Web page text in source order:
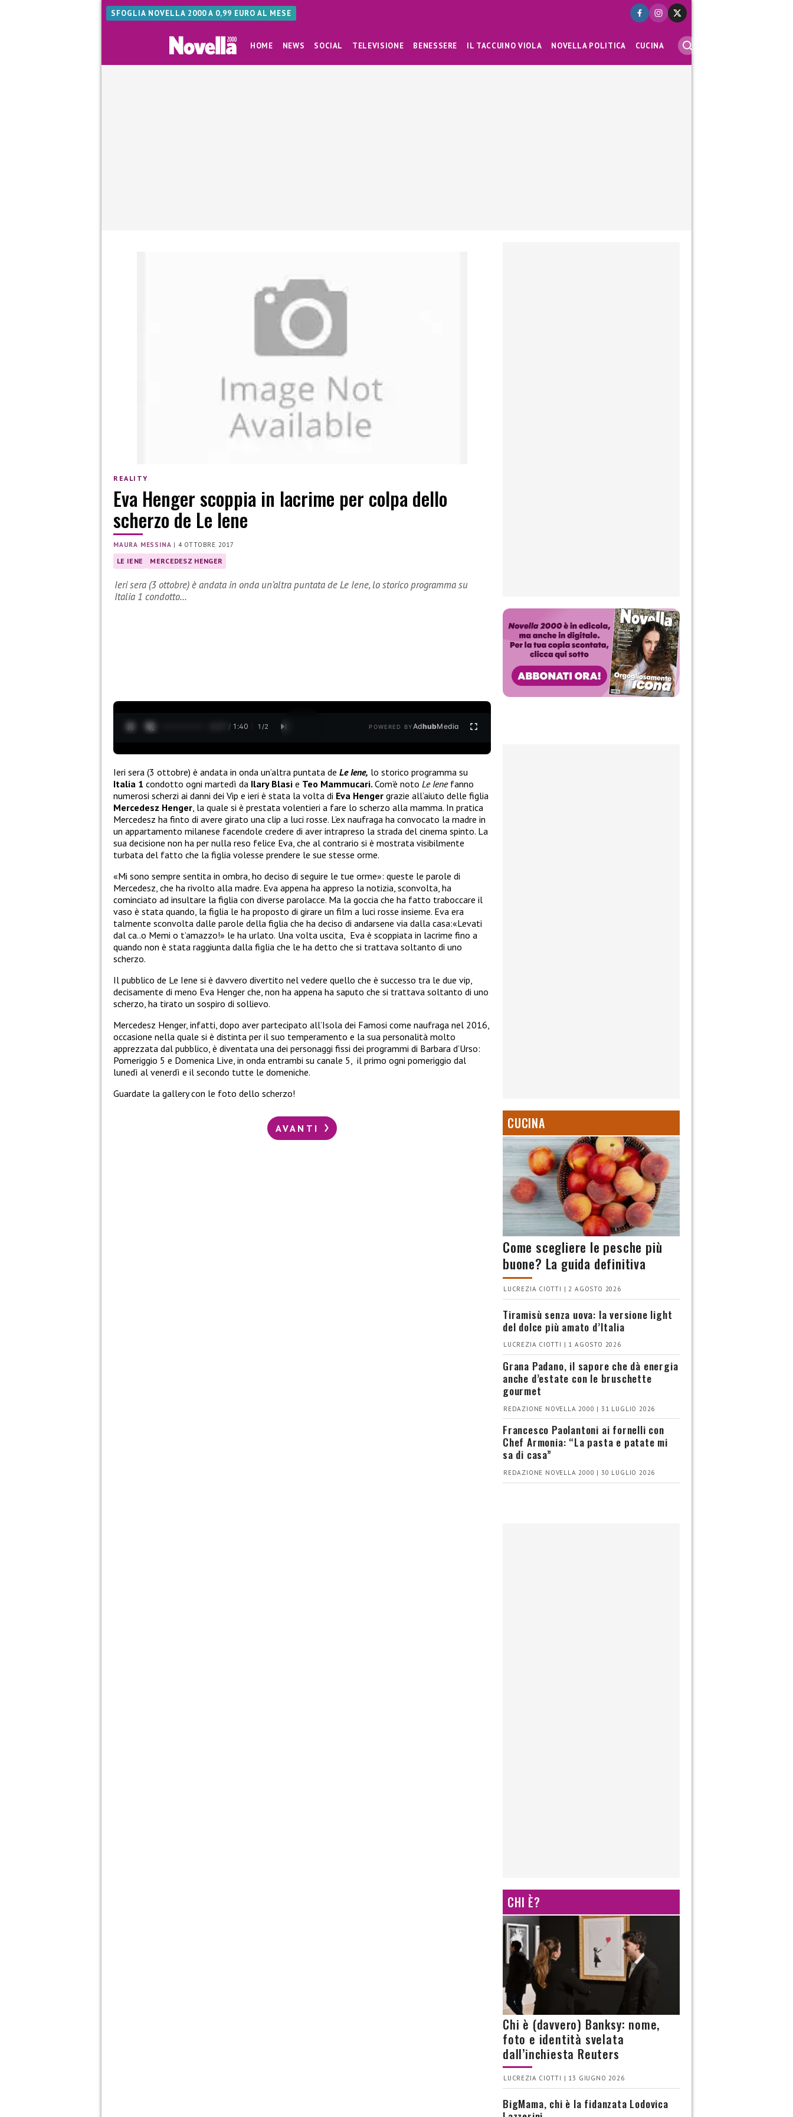
SFOGLIA NOVELLA 2000 A 0,99 EURO AL MESE
HOME NEWS SOCIAL TELEVISIONE BENESSERE IL TACCUINO VIOLA NOVELLA POLITICA CUCINA
REALITY
Eva Henger scoppia in lacrime per colpa dello
scherzo de Le Iene
MAURA MESSINA | 4 OTTOBRE 2017
LE IENE MERCEDESZ HENGER
Ieri sera (3 ottobre) è andata in onda un’altra puntata de Le Iene, lo storico programma su
Italia 1 condotto…
0:28 / 1:40 1 /2 POWERED BYAdhubMedia
Ieri sera (3 ottobre) è andata in onda un’altra puntata de Le Iene, lo storico programma su
Italia 1 condotto ogni martedì da Ilary Blasi e Teo Mammucari. Com’è noto Le Ienefanno
numerosi scherzi ai danni dei Vip e ieri è stata la volta di Eva Henger grazie all’aiuto delle figlia
Mercedesz Henger , la quale si è prestata volentieri a fare lo scherzo alla mamma. In pratica
Mercedesz ha finto di avere girato una clip a luci rosse. L’ex naufraga ha convocato la madre in
un appartamento milanese facendole credere di aver intrapreso la strada del cinema spinto. La
sua decisione non ha per nulla reso felice Eva, che al contrario si è mostrata visibilmente
turbata del fatto che la figlia volesse prendere le sue stesse orme.
«Mi sono sempre sentita in ombra, ho deciso di seguire le tue orme»: queste le parole di
Mercedesz, che ha rivolto alla madre. Eva appena ha appreso la notizia, sconvolta, ha
cominciato ad insultare la figlia con diverse parolacce. Ma la goccia che ha fatto traboccare il
vaso è stata quando, la figlia le ha proposto di girare un film a luci rosse insieme. Eva era
talmente sconvolta dalle parole della figlia che ha deciso di andarsene via dalla casa:«Levati
dal ca..o Memi o t’amazzo!» le ha urlato. Una volta uscita, Eva è scoppiata in lacrime fino a
quando non è stata raggiunta dalla figlia che le ha detto che si trattava soltanto di uno
scherzo.
Il pubblico de Le Iene si è davvero divertito nel vedere quello che è successo tra le due vip,
decisamente di meno Eva Henger che, non ha appena ha saputo che si trattava soltanto di uno
scherzo, ha tirato un sospiro di sollievo.
Mercedesz Henger, infatti, dopo aver partecipato all’Isola dei Famosi come naufraga nel 2016,
occasione nella quale si è distinta per il suo temperamento e la sua personalità molto
apprezzata dal pubblico, è diventata una dei personaggi fissi dei programmi di Barbara d’Urso:
Pomeriggio 5 e Domenica Live, in onda entrambi su canale 5, il primo ogni pomeriggio dal
lunedì al venerdì e il secondo tutte le domeniche.
Guardate la gallery con le foto dello scherzo!
AVANTI CUCINA
Come scegliere le pesche più
buone? La guida definitiva
LUCREZIA CIOTTI | 2 AGOSTO 2026
Tiramisù senza uova: la versione light
del dolce più amato d’Italia
LUCREZIA CIOTTI | 1 AGOSTO 2026
Grana Padano, il sapore che dà energia
anche d’estate con le bruschette
gourmet
REDAZIONE NOVELLA 2000 | 31 LUGLIO 2026
Francesco Paolantoni ai fornelli con
Chef Armonia: “La pasta e patate mi
sa di casa”
REDAZIONE NOVELLA 2000 | 30 LUGLIO 2026
CHI È?
Chi è (davvero) Banksy: nome,
foto e identità svelata
dall’inchiesta Reuters
LUCREZIA CIOTTI | 13 GIUGNO 2026
BigMama, chi è la fidanzata Lodovica